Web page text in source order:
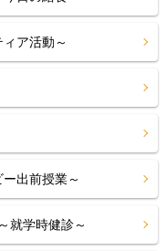
ア活動～
出前授業～
学時健診～